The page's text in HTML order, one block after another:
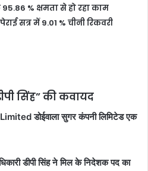
% क्षमता से हो रहा काम
सत्र में 9.01 % चीनी रिकवरी
सिंह” की कवायद
डोईवाला सुगर कंपनी लिमिटेड एक
डीपी सिंह ने मिल के निदेशक पद का